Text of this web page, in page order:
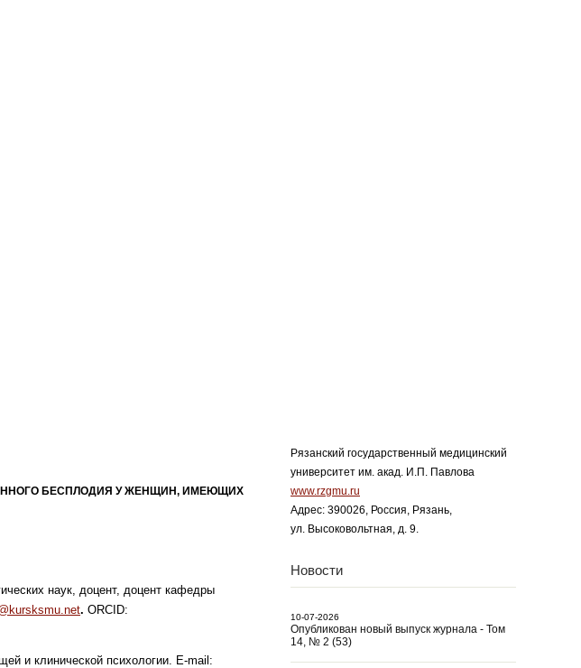
БЕСПЛОДИЯ У ЖЕНЩИН, ИМЕЮЩИХ
наук, доцент, доцент кафедры
. ORCID:
и клинической психологии. E-mail:
Рязанский государственный медицинский
университет им. акад. И.П. Павлова
www.rzgmu.ru
Адрес: 390026, Россия, Рязань,
ул. Высоковольтная, д. 9.
Новости
10-07-2026
Опубликован новый выпуск журнала - Том
14, № 2 (53)